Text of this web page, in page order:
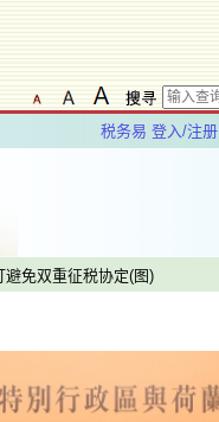
税务易 登入/注册
免双重征税协定(图)